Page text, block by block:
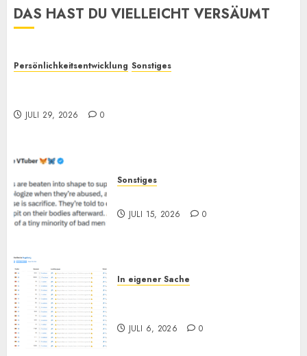
2026
0
DAS HAST DU VIELLEICHT VERSÄUMT
Persönlichkeitsentwicklung Sonstiges
JULI 29, 2026 0
Sonstiges
JULI 15, 2026 0
In eigener Sache
JULI 6, 2026 0